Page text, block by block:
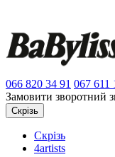
066 820 34 91 067 611
Замовити зворотний
Скрізь
Скрізь
4artists